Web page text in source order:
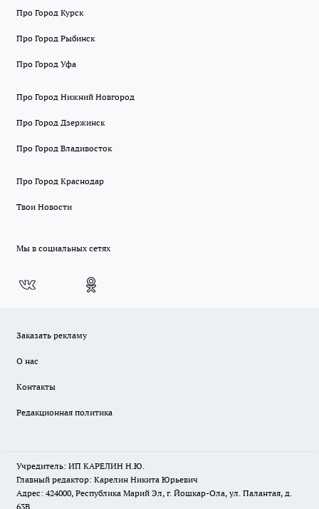
Про Город Курск
Про Город Рыбинск
Про Город Уфа
Про Город Нижний Новгород
Про Город Дзержинск
Про Город Владивосток
Про Город Краснодар
Твои Новости
Мы в социальных сетях
Заказать рекламу
О нас
Контакты
Редакционная политика
Учредитель: ИП КАРЕЛИН Н.Ю.
Главный редактор: Карелин Никита Юрьевич
Адрес: 424000, Республика Марий Эл, г. Йошкар-Ола, ул. Палантая, д.
63В